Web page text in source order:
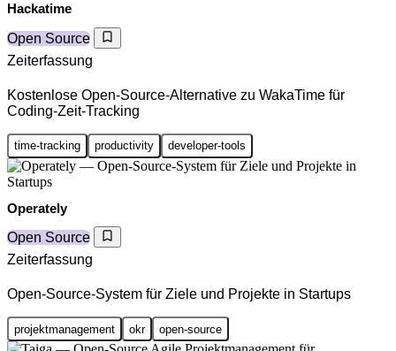
Hackatime
Open Source
Zeiterfassung
Kostenlose Open-Source-Alternative zu WakaTime für
Coding-Zeit-Tracking
time-tracking productivity developer-tools
Operately
Open Source
Zeiterfassung
Open-Source-System für Ziele und Projekte in Startups
projektmanagement okr open-source